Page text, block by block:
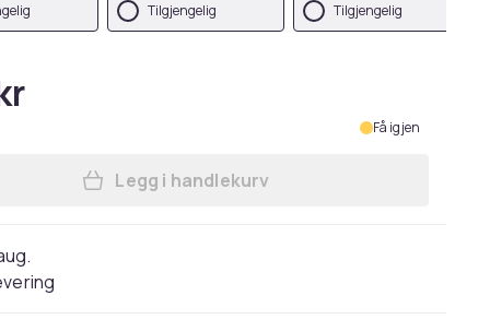
Tilgjengelig
Tilgjengelig
Få igjen
Legg Star Wars: The Rise of
Legg i handlekurv